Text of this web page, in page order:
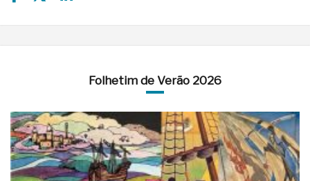
Folhetim de Verão 2026